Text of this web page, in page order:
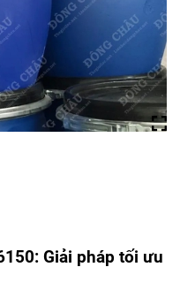
Giải pháp tối ưu